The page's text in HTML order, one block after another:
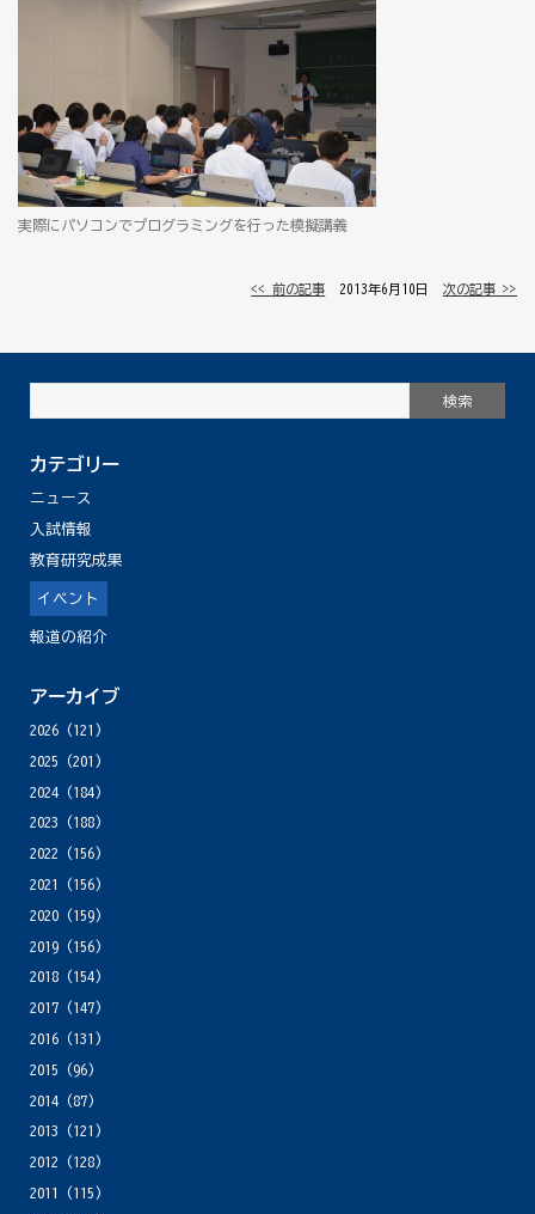
実際にパソコンでプログラミングを行った模擬講義
<< 前の記事 │ 2013年6月10日 │次の記事 >>
カテゴリー
ニュース
入試情報
教育研究成果
イベント
報道の紹介
アーカイブ
2026(121)
2025 (201)
2024(184)
2023 (188)
2022 (156)
2021
(156)
2020(159)
2019(156)
2018(154)
2017(147)
2016(131)
2015 (96)
2014(87)
2013 (121)
2012 (128)
2011
(115)